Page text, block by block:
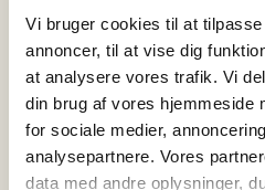
Vi bruger cookies til at
annoncer, til at vise dig
at analysere vores trafik. Vi
din brug af vores hjemmeside
for sociale medier,
analysepartnere. Vores
data med andre oplysninger,